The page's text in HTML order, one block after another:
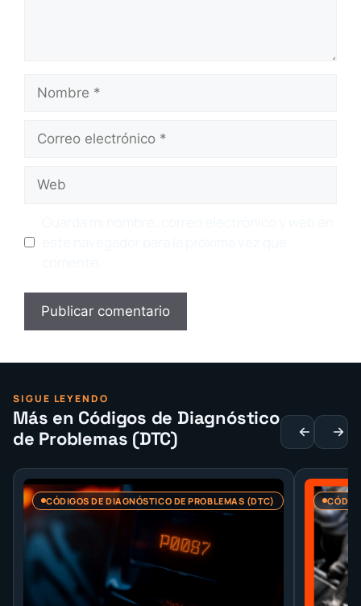
Nombre
Correo
electrónico
Web
SIGUE LEYENDO
Más en Códigos de Diagnóstico
de Problemas (DTC)
CÓDIGOS DE DIAGNÓSTICO DE PROBLEMAS (DTC)